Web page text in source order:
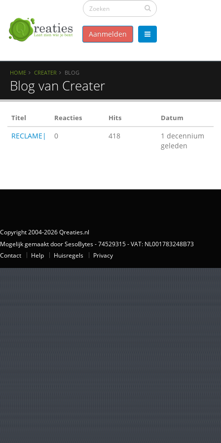
Aanmelden
HOME CREATER BLOG
Blog van Creater
Titel Reacties Hits Datum
RECLAME| 0 418
1 decennium
geleden
Copyright 2004-2026 Qreaties.nl
Mogelijk gemaakt door SesoBytes - 74529315 - VAT: NL001783248B73
Contact
Help Huisregels Privacy